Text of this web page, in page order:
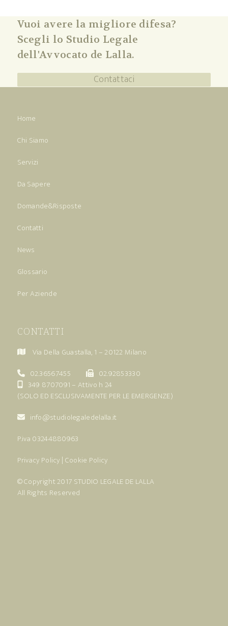
Vuoi avere la migliore difesa?
Scegli lo Studio Legale
dell'Avvocato de Lalla.
Contattaci
Home
Chi Siamo
Servizi
Da Sapere
Domande&Risposte
Contatti
News
Glossario
Per Aziende
CONTATTI
Via Della Guastalla, 1 – 20122 Milano
02.36567455
02.92853330
349 8707091 – Attivo h 24
(SOLO ED ESCLUSIVAMENTE PER LE EMERGENZE)
info@studiolegaledelalla.it
P.iva 03244880963
Privacy Policy | Cookie Policy
© Copyright 2017 STUDIO LEGALE DE LALLA
All Rights Reserved